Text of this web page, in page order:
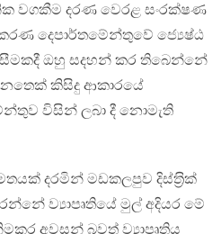
වගකීම දරණ වෙරළ සංරක්ෂණ
දෙපාර්තමේන්තුවේ ජ්‍යෙෂ්ඨ
ඔහු සදහන් කර තිබෙන්නේ
වනතෙක් කිසිදු ආකාරයේ
විසින් ලබා දී නොමැති
දරමින් මඩකලපුව දිස්ත‍්‍රික්
ව්‍යාපෘතියේ මුල් අදියර මේ
අවසන් බවත් ව්‍යාපෘතිය